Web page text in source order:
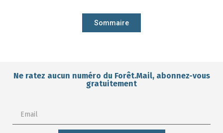
Sommaire
Ne ratez aucun numéro du Forêt.Mail, abonnez-vous
gratuitement